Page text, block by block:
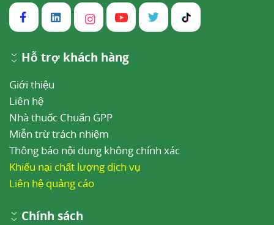
Hỗ trợ khách hàng
Giới thiệu
Liên hệ
Nhà thuốc Chuẩn GPP
Miễn trừ trách nhiệm
Thông báo nội dung không chính xác
Khiếu nại chất lượng dịch vụ
Liên hệ quảng cáo
Chính sách